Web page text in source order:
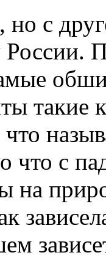
но с
России.
такие
что
что с
на